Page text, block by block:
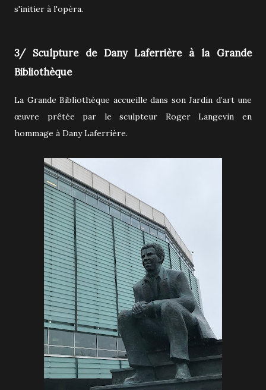
s'initier à l'opéra.
3/ Sculpture de Dany Laferrière à la Grande
Bibliothèque
La Grande Bibliothèque accueille dans son Jardin d’art une
œuvre prêtée par le sculpteur Roger Langevin en
hommage à Dany Laferrière.